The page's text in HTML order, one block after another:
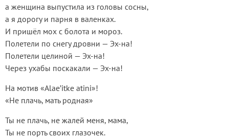
а женщина выпустила из головы сосны,
а я дорогу и парня в валенках.
И пришёл мох с болота и мороз.
Полетели по снегу дровни — Эх-на!
Полетели целиной — Эх-на!
Через ухабы поскакали — Эх-на!
На мотив «Alae’itke atini»!
«Не плачь, мать родная»
Ты не плачь, не жалей меня, мама,
Ты не порть своих глазочек.